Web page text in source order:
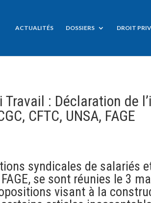
ACTUALITÉS DOSSIERS DROIT
Travail : Déclaration de
CFTC, UNSA, FAGE
syndicales de salariés et
FAGE, se sont réunies le 3
visant à la